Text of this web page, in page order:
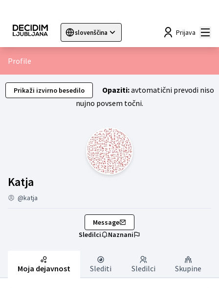
slovenščina
Sprache wählen Choose language Choisir la langue
Prijava
Profile
Prikaži izvirno besedilo Opaziti:avtomatični prevodi niso
nujno povsem točni.
Katja
@katja
Message
Sledilci
Naznani
Moja dejavnost Slediti Sledilci Skupine